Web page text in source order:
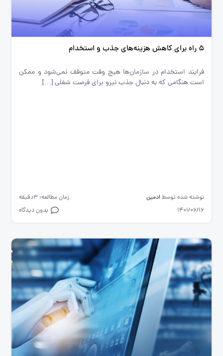
5 راه برای کاهش هزینه‌های جذب و استخدام
فرایند استخدام در سازمان‌ها هیچ وقت متوقف نمی‌شود و ممکن
است هنگامی که به دنبال جذب نیرو برای فرصت شغلی […]
نوشته شده توسطادمین
زمان مطالعه: 3دقیقه
1401/06/16
بدون دیدگاه